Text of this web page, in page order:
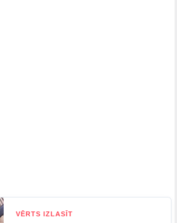
VĒRTS IZLASĪT